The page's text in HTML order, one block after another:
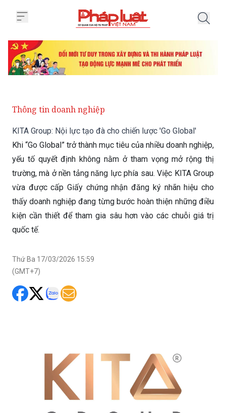
Thông tin doanh nghiệp
KITA Group: Nội lực tạo đà cho chiến lược 'Go Global'
Khi “Go Global” trở thành mục tiêu của nhiều doanh nghiệp,
yếu tố quyết định không nằm ở tham vọng mở rộng thị
trường, mà ở nền tảng năng lực phía sau. Việc KITA Group
vừa được cấp Giấy chứng nhận đăng ký nhãn hiệu cho
thấy doanh nghiệp đang từng bước hoàn thiện những điều
kiện cần thiết để tham gia sâu hơn vào các chuỗi giá trị
quốc tế.
Thứ Ba 17/03/2026 15:59
(GMT+7)